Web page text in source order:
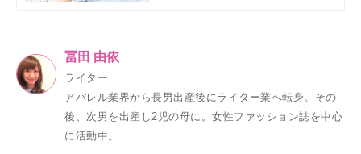
冨田 由依
ライター
アパレル業界から長男出産後にライター業へ転身。その
後、次男を出産し2児の母に。女性ファッション誌を中心
に活動中。